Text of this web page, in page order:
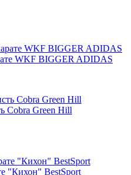
WKF BIGGER ADIDAS
Cobra Green Hill
"Кихон" BestSport